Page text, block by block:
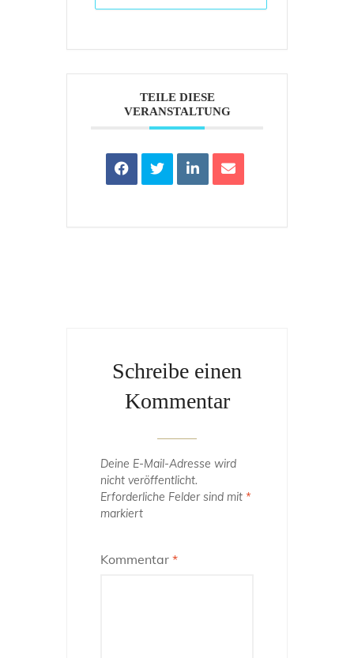
TEILE DIESE
VERANSTALTUNG
Schreibe einen
Kommentar
Deine E-Mail-Adresse wird
nicht veröffentlicht.
Erforderliche Felder sind mit *
markiert
Kommentar *